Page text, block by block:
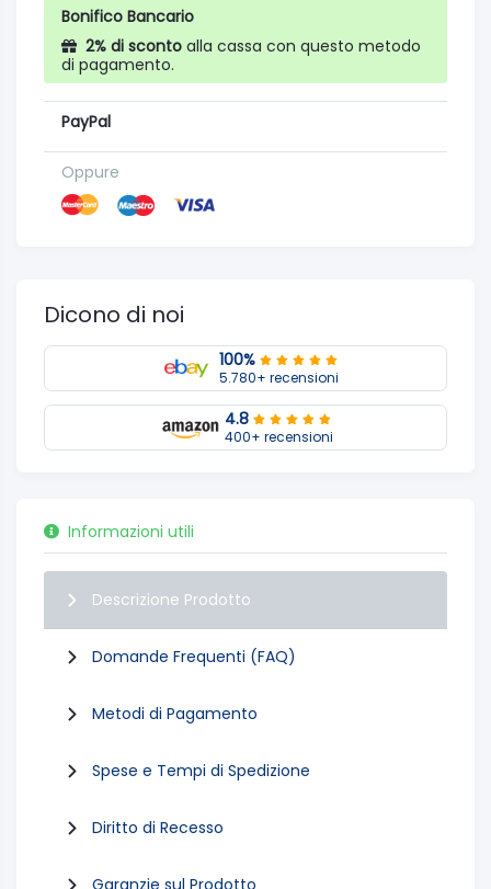
Bonifico Bancario
2% di sconto alla cassa con questo metodo
di pagamento.
PayPal
Oppure
Dicono di noi
100%
5.780+ recensioni
4.8
400+ recensioni
Informazioni utili
Descrizione Prodotto
Domande Frequenti (FAQ)
Metodi di Pagamento
Spese e Tempi di Spedizione
Diritto di Recesso